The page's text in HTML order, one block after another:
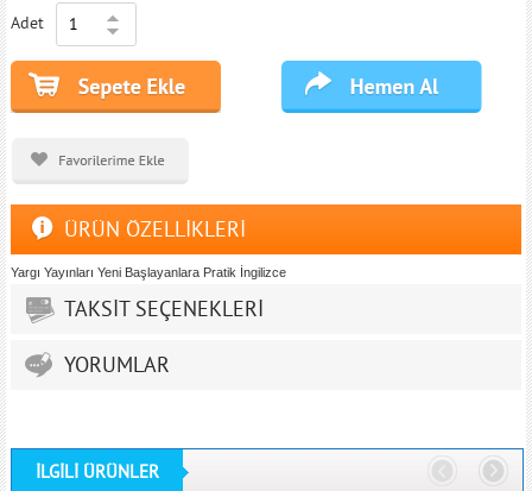
Adet
ÜRÜN ÖZELLİKLERİ
Yargı Yayınları Yeni Başlayanlara Pratik İngilizce
TAKSİT SEÇENEKLERİ
YORUMLAR
İLGİLİ ÜRÜNLER